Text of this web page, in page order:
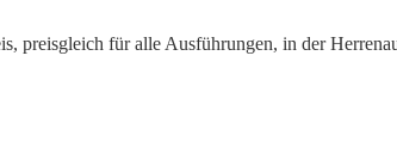
preisgleich für alle Ausführungen, in der